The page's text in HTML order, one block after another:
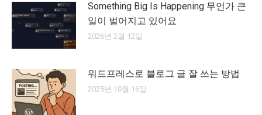
Something Big Is Happening 무언가 큰
일이 벌어지고 있어요
2026년 2월 12일
워드프레스로 블로그 글 잘 쓰는 방법
2025년 10월 16일